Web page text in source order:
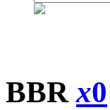
BBRx0